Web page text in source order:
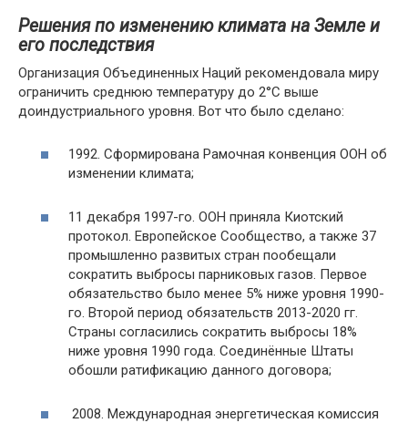
Решения по изменению климата на Земле и
его последствия
Организация Объединенных Наций рекомендовала миру
ограничить среднюю температуру до 2°С выше
доиндустриального уровня. Вот что было сделано:
1992. Сформирована Рамочная конвенция ООН об
изменении климата;
11 декабря 1997-го. ООН приняла Киотский
протокол. Европейское Сообщество, а также 37
промышленно развитых стран пообещали
сократить выбросы парниковых газов. Первое
обязательство было менее 5% ниже уровня 1990-
го. Второй период обязательств 2013-2020 гг.
Страны согласились сократить выбросы 18%
ниже уровня 1990 года. Соединённые Штаты
обошли ратификацию данного договора;
2008. Международная энергетическая комиссия